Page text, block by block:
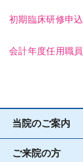
初期臨床研修申
会計年度任用職
当院のご案内
ご来院の方